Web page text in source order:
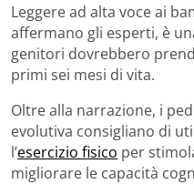
Leggere ad alta voce ai
affermano gli esperti, è
genitori dovrebbero
primi sei mesi di vita.
Oltre alla narrazione, i
evolutiva consigliano di
l’esercizio fisico per
migliorare le capacità